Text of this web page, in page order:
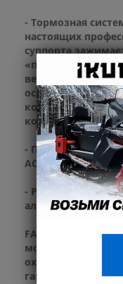
- Тормозная
настоящих
суппорта
«перекусить»!
вентилируемые,
остановки и
которые не
кожух PRO CAKEN!
-
ACERBIS
- Руль RENTHAL
алюминия
FAIDET NC300S
мотоциклов
охлаждение уже
гарантийных